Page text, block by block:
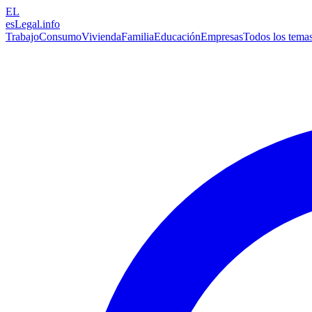
EL
esLegal.info
TrabajoConsumoViviendaFamiliaEducaciónEmpresasTodos los